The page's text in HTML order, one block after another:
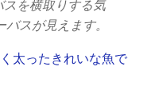
を横取りする気
スが見えます。
太ったきれいな魚で